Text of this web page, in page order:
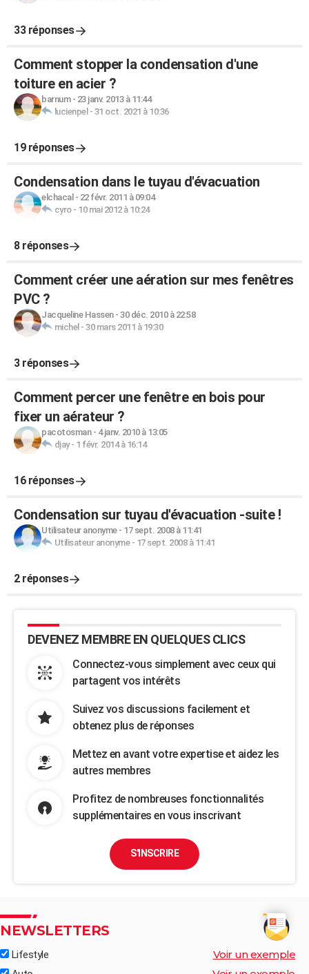
33 réponses
Comment stopper la condensation d'une
toiture en acier ?
barnum- 23 janv. 2013 à 11:44
lucienpel - 31 oct. 2021 à 10:36
19 réponses
Condensation dans le tuyau d'évacuation
elchacal - 22 févr. 2011 à 09:04
cyro- 10 mai 2012 à 10:24
8 réponses
Comment créer une aération sur mes fenêtres
PVC ?
Jacqueline Hassen- 30 déc. 2010 à 22:58
michel - 30 mars 2011 à 19:30
3 réponses
Comment percer une fenêtre en bois pour
fixer un aérateur ?
pacotosman- 4 janv. 2010 à 13:05
djay- 1 févr. 2014 à 16:14
16 réponses
Condensation sur tuyau d'évacuation -suite !
Utilisateur anonyme- 17 sept. 2008 à 11:41
Utilisateur anonyme- 17 sept. 2008 à 11:41
2 réponses
DEVENEZ MEMBRE EN QUELQUES CLICS
Connectez-vous simplement avec ceux qui
partagent vos intérêts
Suivez vos discussions facilement et
obtenez plus de réponses
Mettez en avant votre expertise et aidez les
autres membres
Profitez de nombreuses fonctionnalités
supplémentaires en vous inscrivant
S'INSCRIRE
NEWSLETTERS
Lifestyle Voir un exemple